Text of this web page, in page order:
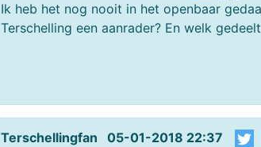
Ik heb het nog nooit in het openbaar
Terschelling een aanrader? En welk
Terschellingfan 05-01-2018 22:37